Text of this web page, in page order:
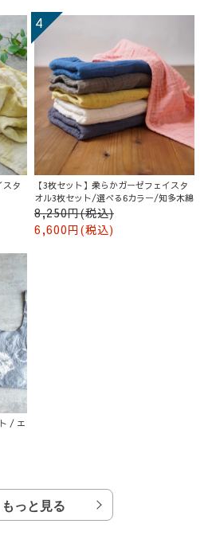
スタ
【3枚セット】柔らかガーゼフェイスタ
オル3枚セット/選べる6カラー/知多木綿
8,250円(税込)
6,600円(税込)
/ エ
もっと見る